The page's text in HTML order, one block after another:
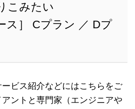
こみたい
ス］ Cプラン ／ Dプ
ビス紹介などにはこちらをご
ントと専門家（エンジニアや